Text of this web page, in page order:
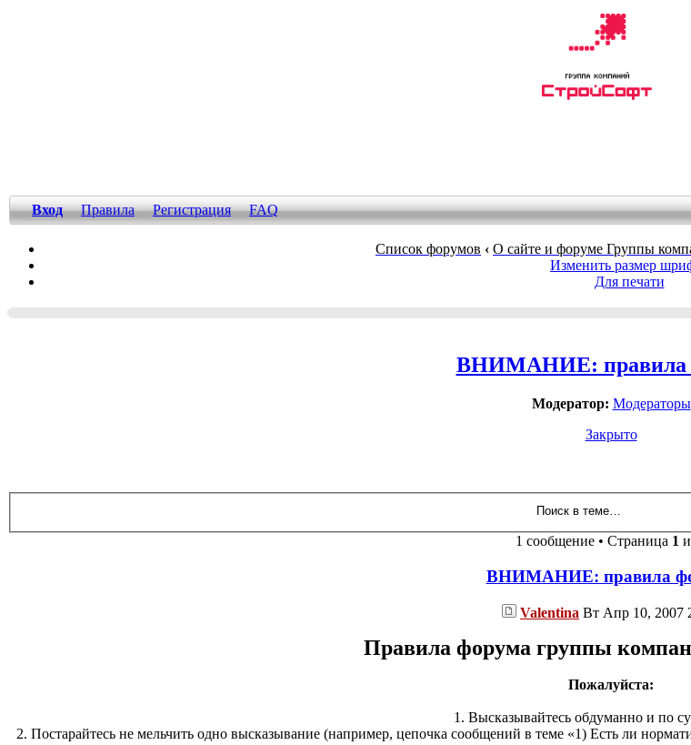
Вход Правила Регистрация FAQ
Список форумов ‹ О сайте и форуме Группы
Изменить размер
Для печати
ВНИМАНИЕ: правила
Модератор: Модераторы
Закрыто
1 сообщение • Страница 1
ВНИМАНИЕ: правила
Valentina Вт Апр 10, 2007
Правила форума группы
Пожалуйста:
1. Высказывайтесь обдуманно и по
2. Постарайтесь не мельчить одно высказывание (например, цепочка сообщений в теме «1) Есть ли